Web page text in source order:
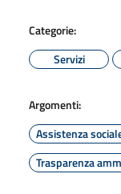
Categorie:
Servizi
Argomenti:
Assistenza
Trasparenza